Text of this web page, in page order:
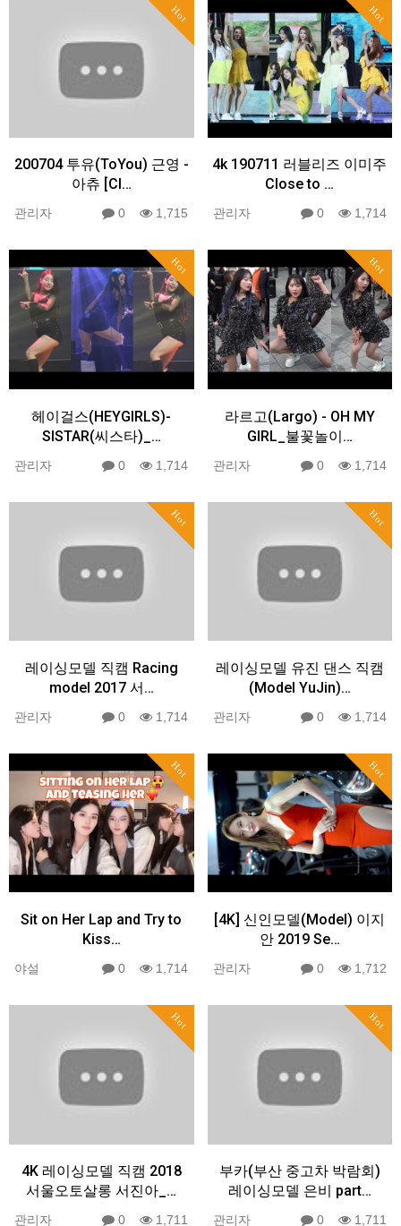
Hot
200704 투유(ToYou) 근영 -
아츄 [Cl…
관리자 0 1,715
Hot
4k 190711 러블리즈 이미주
Close to …
관리자 0 1,714
Hot
헤이걸스(HEYGIRLS)-
SISTAR(씨스타)_…
관리자 0 1,714
Hot
라르고(Largo) - OH MY
GIRL_불꽃놀이…
관리자 0 1,714
Hot
레이싱모델 직캠 Racing
model 2017 서…
관리자 0 1,714
Hot
레이싱모델 유진 댄스 직캠
(Model YuJin)…
관리자 0 1,714
Hot
Sit on Her Lap and Try to
Kiss…
야설 0 1,714
Hot
[4K] 신인모델(Model) 이지
안 2019 Se…
관리자 0 1,712
Hot
4K 레이싱모델 직캠 2018
서울오토살롱 서진아_…
관리자 0 1,711
Hot
부카(부산 중고차 박람회)
레이싱모델 은비 part…
관리자 0 1,711